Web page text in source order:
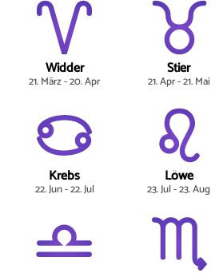
Widder
21. März - 20. Apr
Stier
21. Apr - 21. Mai
Krebs
22. Jun - 22. Jul
Löwe
23. Jul - 23. Aug